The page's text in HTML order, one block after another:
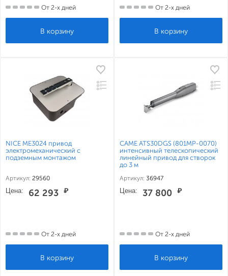
От 2-х дней От 2-х дней
NICE ME3024 привод
электромеханический с
подземным монтажом
Артикул: 29560
Цена: 62 293 ₽
От 2-х дней
CAME ATS30DGS (801MP-0070)
интенсивный телескопический
линейный привод для створок
до 3 м
Артикул: 36947
Цена: 37 800 ₽
От 2-х дней